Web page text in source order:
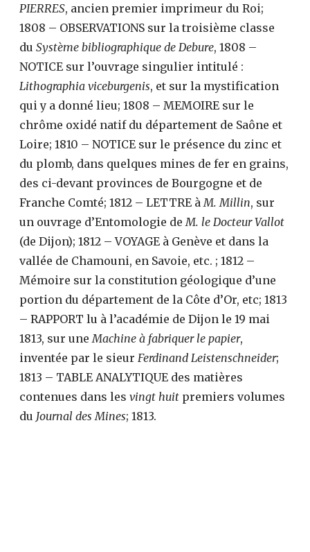
PIERRES, ancien premier imprimeur du Roi;
1808 – OBSERVATIONS sur la troisième classe
du Système bibliographique de Debure, 1808 –
NOTICE sur l’ouvrage singulier intitulé :
Lithographia viceburgenis, et sur la mystification
qui y a donné lieu; 1808 – MEMOIRE sur le
chrôme oxidé natif du département de Saône et
Loire; 1810 – NOTICE sur le présence du zinc et
du plomb, dans quelques mines de fer en grains,
des ci-devant provinces de Bourgogne et de
Franche Comté; 1812 – LETTRE à M. Millin, sur
un ouvrage d’Entomologie de M. le Docteur Vallot
(de Dijon); 1812 – VOYAGE à Genève et dans la
vallée de Chamouni, en Savoie, etc. ; 1812 –
Mémoire sur la constitution géologique d’une
portion du département de la Côte d’Or, etc; 1813
– RAPPORT lu à l’académie de Dijon le 19 mai
1813, sur une Machine à fabriquer le papier,
inventée par le sieur Ferdinand Leistenschneider;
1813 – TABLE ANALYTIQUE des matières
contenues dans les vingt huit premiers volumes
du Journal des Mines; 1813.